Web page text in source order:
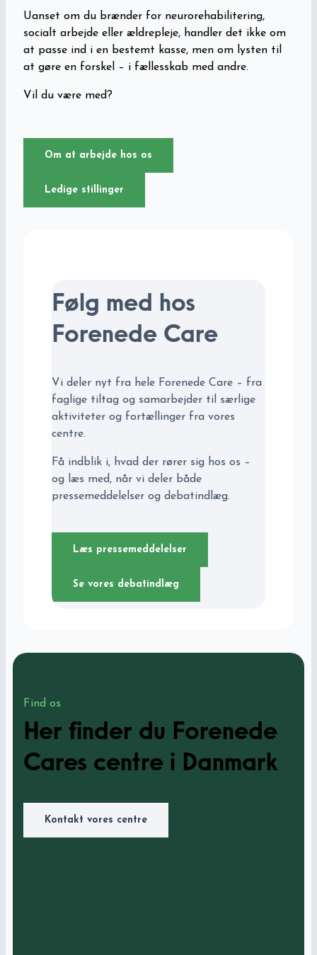
Uanset om du brænder for neurorehabilitering,
socialt arbejde eller ældrepleje, handler det ikke om
at passe ind i en bestemt kasse, men om lysten til
at gøre en forskel – i fællesskab med andre.
Vil du være med?
Om at arbejde hos os
Ledige stillinger
Følg med hos
Forenede Care
Vi deler nyt fra hele Forenede Care – fra
faglige tiltag og samarbejder til særlige
aktiviteter og fortællinger fra vores
centre.
Få indblik i, hvad der rører sig hos os –
og læs med, når vi deler både
pressemeddelelser og debatindlæg.
Læs pressemeddelelser
Se vores debatindlæg
Find os
Her finder du Forenede
Cares centre i Danmark
Kontakt vores centre